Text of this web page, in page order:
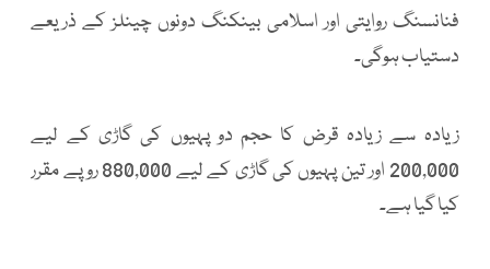
فنانسنگ روایتی اور اسلامی بینکنگ دونوں چینلز کے ذریعے
دستیاب ہوگی۔
زیادہ سے زیادہ قرض کا حجم دو پہیوں کی گاڑی کے لیے
200,000 اور تین پہیوں کی گاڑی کے لیے 880,000 روپے مقرر
کیا گیا ہے۔